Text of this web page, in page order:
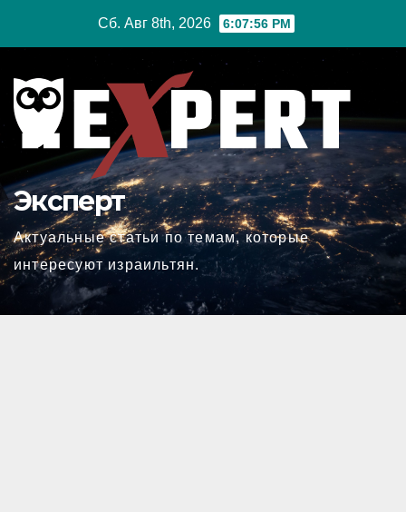
Сб. Авг 8th, 2026 6:07:57 PM
Эксперт
Актуальные статьи по темам, которые
интересуют израильтян.